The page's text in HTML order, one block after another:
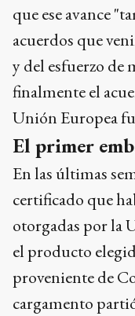
que ese avance
acuerdos que
y del esfuerzo de
finalmente el
Unión Europea
El primer
En las últimas
certificado que
otorgadas por la
el producto
proveniente de
cargamento